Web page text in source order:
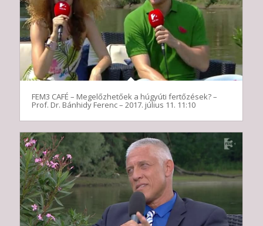
FEM3 CAFÉ – Megelőzhetőek a húgyúti fertőzések? –
Prof. Dr. Bánhidy Ferenc – 2017. július 11. 11:10